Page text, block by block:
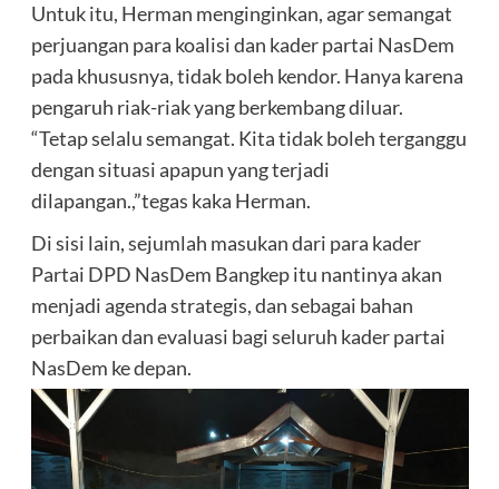
Untuk itu, Herman menginginkan, agar semangat
perjuangan para koalisi dan kader partai NasDem
pada khususnya, tidak boleh kendor. Hanya karena
pengaruh riak-riak yang berkembang diluar.
“Tetap selalu semangat. Kita tidak boleh terganggu
dengan situasi apapun yang terjadi
dilapangan.,”tegas kaka Herman.
Di sisi lain, sejumlah masukan dari para kader
Partai DPD NasDem Bangkep itu nantinya akan
menjadi agenda strategis, dan sebagai bahan
perbaikan dan evaluasi bagi seluruh kader partai
NasDem ke depan.